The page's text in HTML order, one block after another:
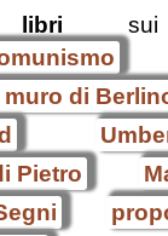
libri sui
di
Pietro